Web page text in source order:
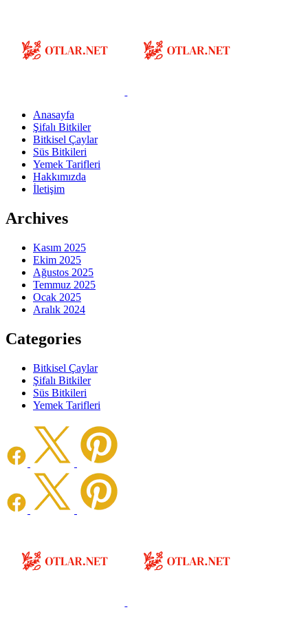
Anasayfa
Şifalı Bitkiler
Bitkisel Çaylar
Süs Bitkileri
Yemek Tarifleri
Hakkımızda
İletişim
Archives
Kasım 2025
Ekim 2025
Ağustos 2025
Temmuz 2025
Ocak 2025
Aralık 2024
Categories
Bitkisel Çaylar
Şifalı Bitkiler
Süs Bitkileri
Yemek Tarifleri